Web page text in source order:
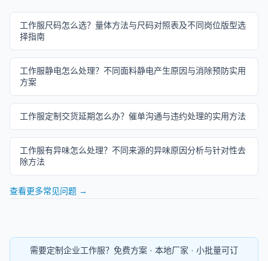
工作服尺码怎么选？量体方法与尺码对照表及不同岗位版型选
择指南
工作服静电怎么处理？不同面料静电产生原因与消除预防实用
方案
工作服定制交货延期怎么办？催单沟通与违约处理的实用方法
工作服有异味怎么处理？不同来源的异味原因分析与针对性去
除方法
查看更多常见问题 →
需要定制企业工作服？免费方案 · 本地厂家 · 小批量可订